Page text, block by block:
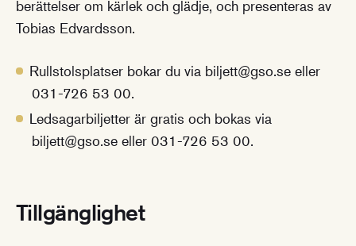
berättelser om kärlek och glädje, och presenteras av
Tobias Edvardsson.
Rullstolsplatser bokar du via biljett@gso.se eller
031-726 53 00.
Ledsagarbiljetter är gratis och bokas via
biljett@gso.se eller 031-726 53 00.
Tillgänglighet